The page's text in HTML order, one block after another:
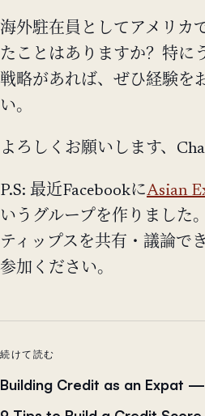
海外駐在員としてアメリカ
たことはありますか？特に
戦略があれば、ぜひ経験を
い。
よろしくお願いします、
P.S: 最近FacebookにAsian
いうグループを作りました
ティップスを共有・議論で
参加ください。
続けて読む
Building Credit as an Expat